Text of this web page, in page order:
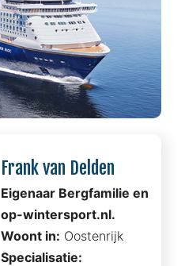
Frank van Delden
Eigenaar Bergfamilie en
op-wintersport.nl.
Woont in: Oostenrijk
Specialisatie: